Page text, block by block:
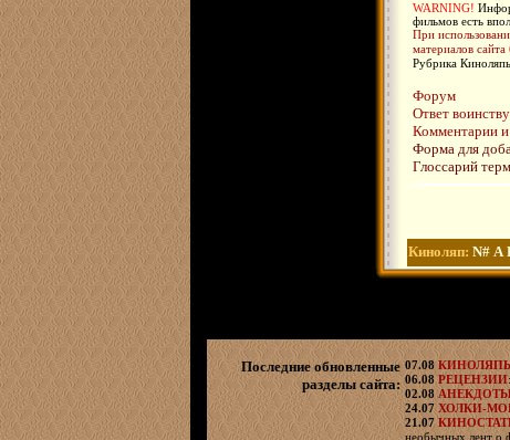
WARNING!
фильмов есть
При
материалов сайта
Рубрика
Форум
Ответ
Комментарии
Форма для
Глоссарий
Киноляп: N# А
Последние обновленные
разделы сайта:
07.08
06.08 РЕЦЕНЗИИ
02.08
24.07 ХОЛКИ-
21.07
необычных лент о